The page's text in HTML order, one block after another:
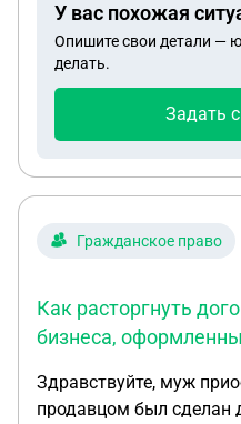
дедушки нет в живых,
вписанный в ордер
связь с ним не
Подскажите
приватизации от
узнать, может быть
У вас похожая
Опишите свои детали —
делать.
Задать
Гражданское право
Как расторгнуть
бизнеса,
Здравствуйте, муж
продавцом был сделан